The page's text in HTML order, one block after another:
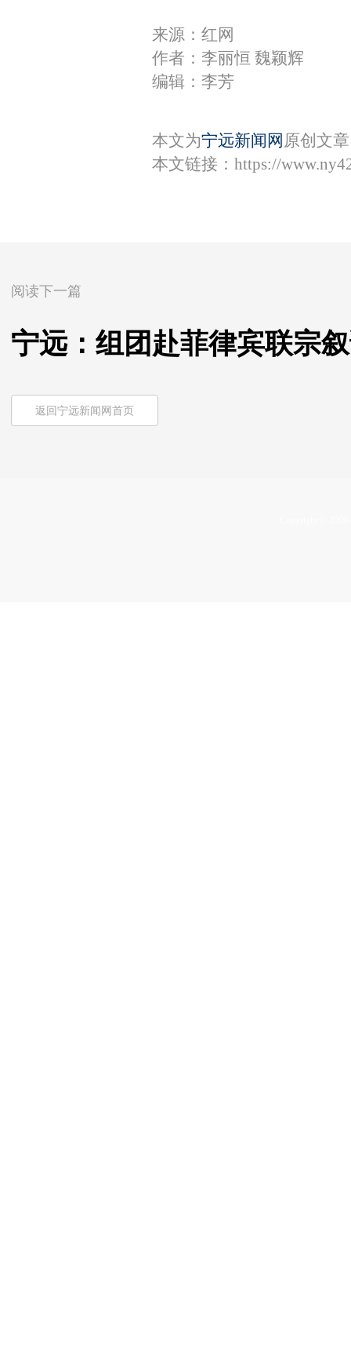
来源：红网
作者：李丽恒 魏颖辉
编辑：李芳
本文为宁远新闻网 原创文
本文链接： https://
阅读下一篇
宁远：组团赴菲律宾联宗
返回宁远新闻网首页